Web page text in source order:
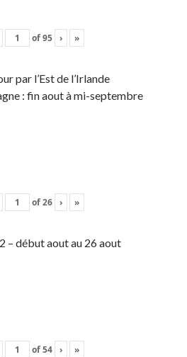
of95 › »
par l’Est de l’Irlande
: fin aout à mi-septembre
of26 › »
– début aout au 26 aout
of54 › »